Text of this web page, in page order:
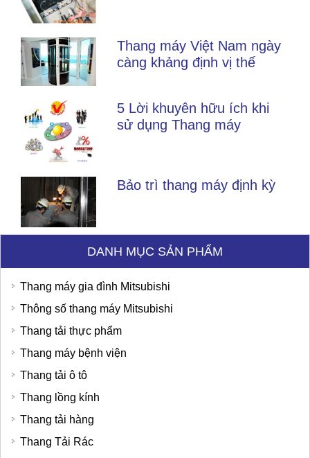
Thang máy Việt Nam ngày
càng khảng định vị thế
5 Lời khuyên hữu ích khi
sử dụng Thang máy
Bảo trì thang máy định kỳ
DANH MỤC SẢN PHẨM
Thang máy gia đình Mitsubishi
Thông số thang máy Mitsubishi
Thang tải thực phẩm
Thang máy bệnh viện
Thang tải ô tô
Thang lồng kính
Thang tải hàng
Thang Tải Rác